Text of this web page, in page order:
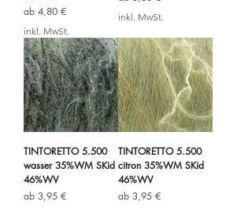
ab 4,80 €
Sale-Preis
inkl. MwSt.
inkl. MwSt.
TINTORETTO 5.500
wasser 35%WM SKid
46%WV
ab 3,95 €
Sale-Preis
TINTORETTO 5.500
citron 35%WM SKid
46%WV
ab 3,95 €
Sale-Preis